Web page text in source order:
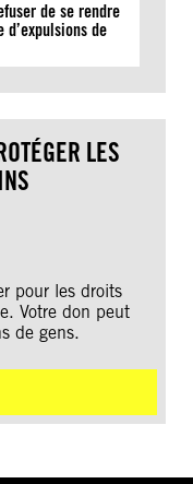
de se rendre
de
LES
pour les droits
Votre don peut
de gens.